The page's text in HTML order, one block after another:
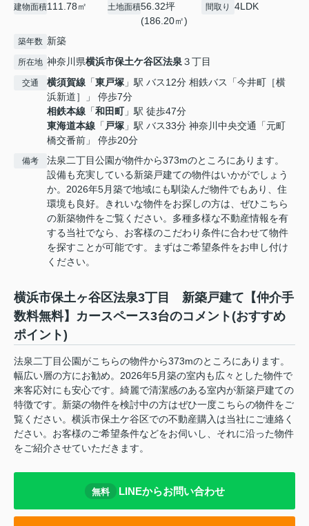
建物面積111.78㎡ 土地面積56.32坪
(186.20㎡)
間取り 4LDK
築年数 新築
所在地 神奈川県横浜市保土ケ谷区法泉３丁目
交通 横須賀線 「東戸塚 」駅 バス12分 相鉄バス「今井町［横
浜新道］」 停歩7分
相鉄本線 「和田町」駅 徒歩47分
東海道本線 「 戸塚 」駅 バス33分 神奈川中央交通「元町
橋交番前」 停歩20分
備考
法泉二丁目公園が物件から373mのところにあります。
設備も充実している新築戸建ての物件はいかがでしょう
か。2026年5月築で地域にも馴染んだ物件でもあり、住
環境も良好。きれいな物件をお探しの方は、ぜひこちら
の新築物件をご覧ください。多種多様な不動産情報を有
する当社でなら、お客様のこだわり条件に合わせて物件
を探すことが可能です。まずはご希望条件をお申し付け
ください。
横浜市保土ヶ谷区法泉3丁目 新築戸建て【仲介手
数料無料】カースペース3台のコメント(おすすめ
ポイント)
法泉二丁目公園がこちらの物件から373mのところにあります。
幅広い層の方にお勧め。2026年5月築の室内も広々とした物件で
来客応対にも安心です。綺麗で清潔感のある室内が新築戸建ての
特徴です。新築の物件を検討中の方はぜひ一度こちらの物件をご
覧ください。横浜市保土ケ谷区での不動産購入は当社にご連絡く
ださい。お客様のご希望条件などをお伺いし、それに沿った物件
をご紹介させていただきます。
無料 LINEからお問い合わせ